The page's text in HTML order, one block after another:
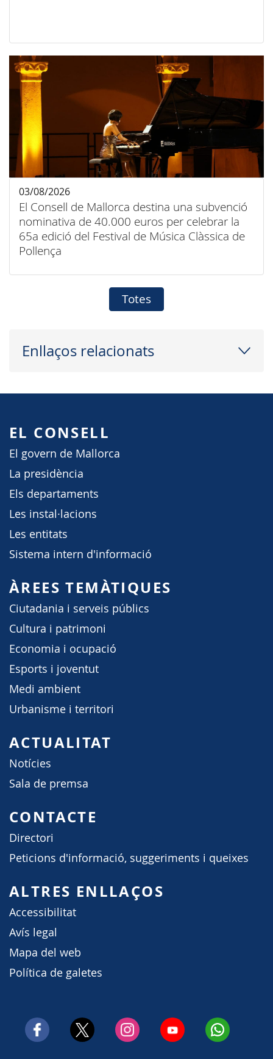
El Consell de Mallorca destina una subvenció
nominativa de 40.000 euros per celebrar la
65a edició del Festival de Música Clàssica de
Pollença
03/08/2026
Totes
Enllaços relacionats
EL CONSELL
El govern de Mallorca
La presidència
Els departaments
Les instal·lacions
Les entitats
Sistema intern d'informació
ÀREES TEMÀTIQUES
Ciutadania i serveis públics
Cultura i patrimoni
Economia i ocupació
Esports i joventut
Medi ambient
Urbanisme i territori
ACTUALITAT
Notícies
Sala de premsa
CONTACTE
Directori
Peticions d'informació, suggeriments i queixes
ALTRES ENLLAÇOS
Accessibilitat
Avís legal
Mapa del web
Política de galetes